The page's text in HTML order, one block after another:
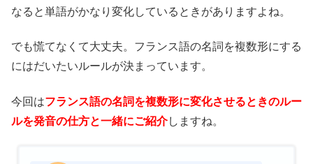
なると単語がかなり変化しているときがありますよね。
でも慌てなくて大丈夫。フランス語の名詞を複数形にする
にはだいたいルールが決まっています。
今回はフランス語の名詞を複数形に変化させるときのルー
ルを発音の仕方と一緒にご紹介しますね。